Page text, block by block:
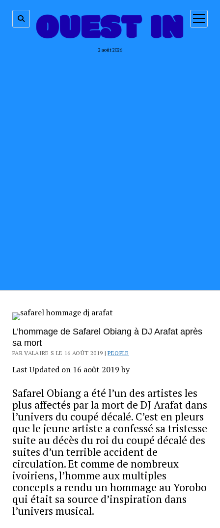
2 août 2026
ouvrir
menu
L’hommage de Safarel Obiang à DJ Arafat après
sa mort
PAR VALAIRE S LE 16 AOÛT 2019 |PEOPLE
Last Updated on 16 août 2019 by
Safarel Obiang a été l’un des artistes les
plus affectés par la mort de DJ Arafat dans
l’univers du coupé décalé. C’est en pleurs
que le jeune artiste a confessé sa tristesse
suite au décès du roi du coupé décalé des
suites d’un terrible accident de
circulation. Et comme de nombreux
ivoiriens, l’homme aux multiples
concepts a rendu un hommage au Yorobo
qui était sa source d’inspiration dans
l’univers musical.